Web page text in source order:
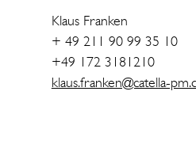
Klaus Franken
+ 49 211 90 99 35 10
+49 172 3181210
klaus.franken@catella-